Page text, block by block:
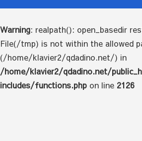
Warning: realpath(): open_basedir
File(/tmp) is not within the allowed
(/home/klavier2/qdadino.net/) in
/home/klavier2/qdadino.net/
includes/functions.php on line 2126